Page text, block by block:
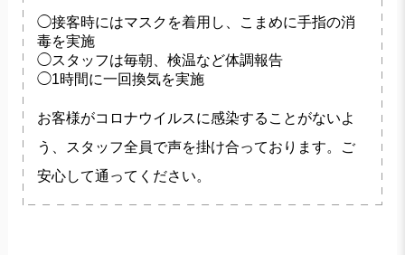
◯接客時にはマスクを着用し、こまめに手指の消
毒を実施
◯スタッフは毎朝、検温など体調報告
◯1時間に一回換気を実施
お客様がコロナウイルスに感染することがないよ
う、スタッフ全員で声を掛け合っております。ご
安心して通ってください。